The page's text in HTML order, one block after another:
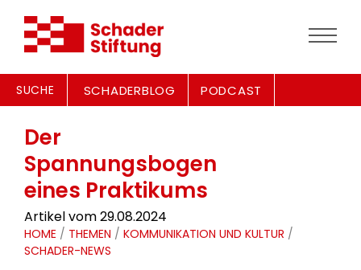
SUCHE SCHADERBLOG PODCAST
Der
Spannungsbogen
eines Praktikums
Artikel vom 29.08.2024
HOME / THEMEN / KOMMUNIKATION UND KULTUR /
SCHADER-NEWS